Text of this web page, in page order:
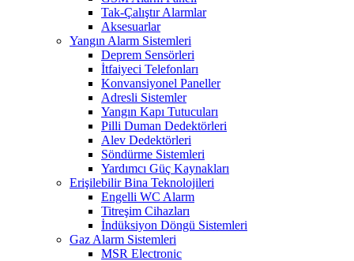
Tak-Çalıştır Alarmlar
Aksesuarlar
Yangın Alarm Sistemleri
Deprem Sensörleri
İtfaiyeci Telefonları
Konvansiyonel Paneller
Adresli Sistemler
Yangın Kapı Tutucuları
Pilli Duman Dedektörleri
Alev Dedektörleri
Söndürme Sistemleri
Yardımcı Güç Kaynakları
Erişilebilir Bina Teknolojileri
Engelli WC Alarm
Titreşim Cihazları
İndüksiyon Döngü Sistemleri
Gaz Alarm Sistemleri
MSR Electronic